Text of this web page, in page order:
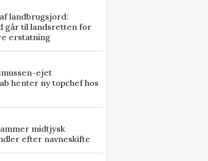
landbrugsjord:
går til landsretten for
erstatning
ejet
henter ny topchef hos
midtjysk
efter navneskifte